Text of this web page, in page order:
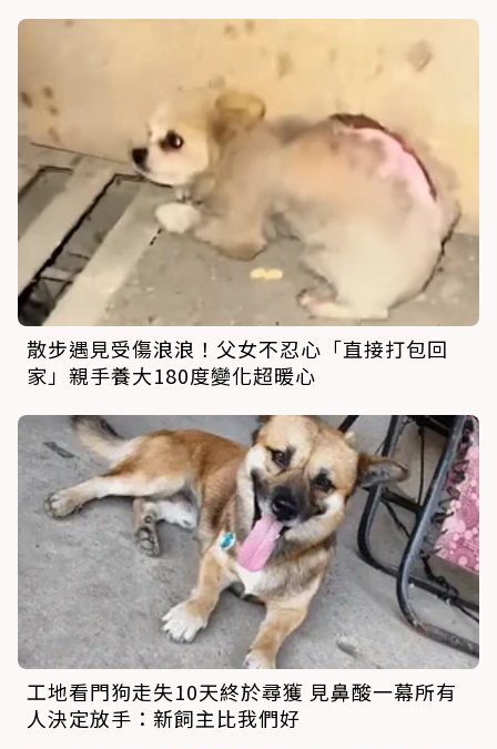
散步遇見受傷浪浪！父女不忍心「直接打包回
家」親手養大180度變化超暖心
工地看門狗走失10天終於尋獲 見鼻酸一幕所有
人決定放手：新飼主比我們好